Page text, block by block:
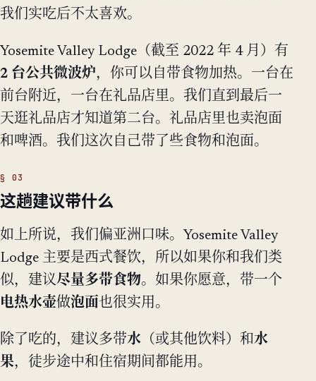
我们实吃后不太喜欢。
Yosemite Valley Lodge（截至 2022 年 4 月）有
2 台公共微波炉，你可以自带食物加热。一台在
前台附近，一台在礼品店里。我们直到最后一
天逛礼品店才知道第二台。礼品店里也卖泡面
和啤酒。我们这次自己带了些食物和泡面。
这趟建议带什么
如上所说，我们偏亚洲口味。Yosemite Valley
Lodge 主要是西式餐饮，所以如果你和我们类
似，建议尽量多带食物。如果你愿意，带一个
电热水壶做泡面也很实用。
除了吃的，建议多带水 （或其他饮料）和水
果，徒步途中和住宿期间都能用。